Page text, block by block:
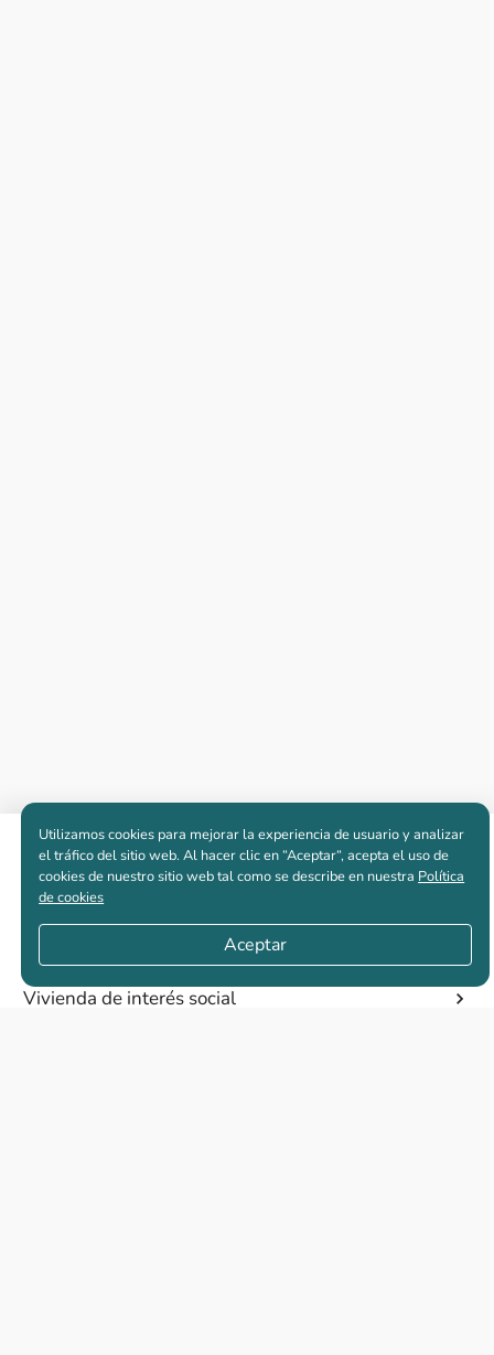
Apartamentos nuevos
Casas nuevas en venta
Vivienda de interés social
Utilizamos cookies para mejorar la experiencia de usuario y analizar
el tráfico del sitio web. Al hacer clic en “Aceptar“, acepta el uso de
cookies de nuestro sitio web tal como se describe en nuestra Política
de cookies
Aceptar